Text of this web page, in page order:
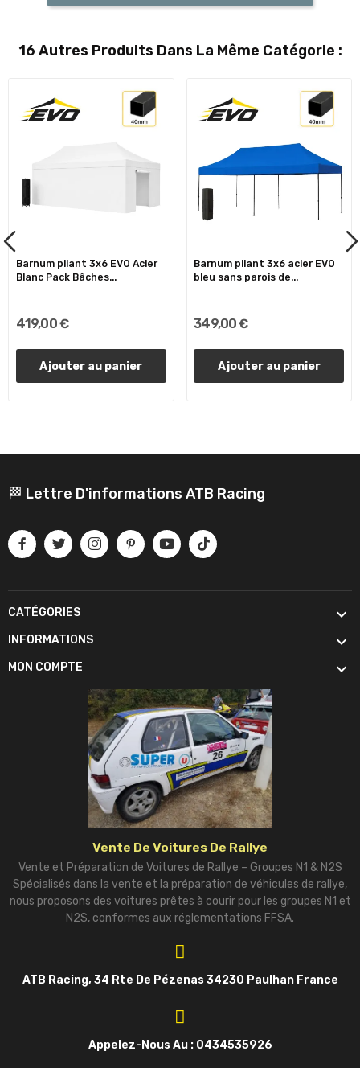
16 Autres Produits Dans La Même Catégorie :
Barnum pliant 3x6 EVO Acier
Blanc Pack Bâches...
419,00 €
Ajouter au panier
Barnum pliant 3x6 acier EVO
bleu sans parois de...
349,00 €
Ajouter au panier
🏁 Lettre D'informations ATB Racing
CATÉGORIES 
INFORMATIONS 
MON COMPTE 
Vente De Voitures De Rallye
Vente et Préparation de Voitures de Rallye – Groupes N1 & N2S
Spécialisés dans la vente et la préparation de véhicules de rallye,
nous proposons des voitures prêtes à courir pour les groupes N1 et
N2S, conformes aux réglementations FFSA.
ATB Racing, 34 Rte De Pézenas 34230 Paulhan France
Appelez-Nous Au : 0434535926